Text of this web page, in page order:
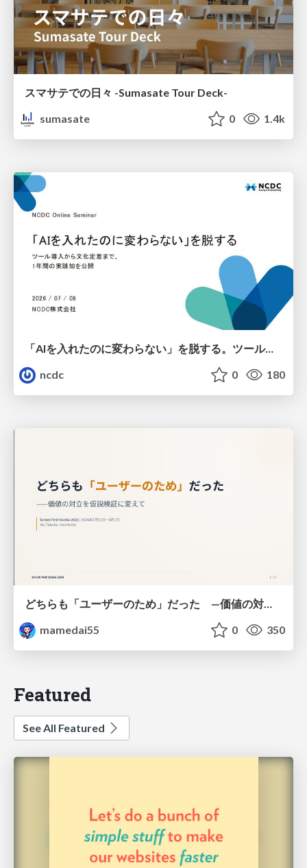
スマサテでの日々 -Sumasate Tour Deck-
sumasate
0 1.4k
「AIを入れたのに変わらない」を脱する。ツール導入から文化定着まで、1年間の実践知を公開
ncdc
0 180
どちらも「ユーザーのため」だった —価値の対立を仮説検証に変えて #Scrumfest Osaka 2026
mamedai55
0 350
Featured
See All Featured